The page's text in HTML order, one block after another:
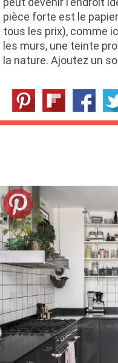
pièce forte est le
tous les prix), comme
les murs, une teinte
la nature. Ajoutez un